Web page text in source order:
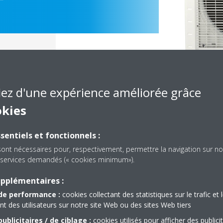
Documentation
nous n'avons pas trouvé de document dans cette
d'une expérience améliorée grâce
et fonctionnels :
nécessaires pour, respectivement, permettre la navigation sur
demandés (« cookies minimum»).
:
performance : cookies collectant des statistiques sur le trafic et
des utilisateurs sur notre site Web ou des sites Web tiers
/ de ciblage : cookies utilisés pour afficher des